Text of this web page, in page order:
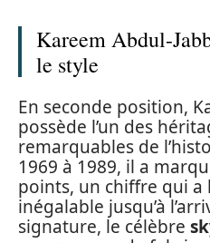
Kareem Abdul-
le style
En seconde position,
possède l’un des
remarquables de
1969 à 1989, il a
points, un chiffre qui a
inégalable jusqu’à
signature, le célèbre